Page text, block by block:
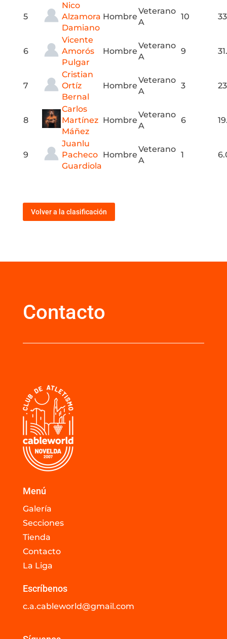
5
Nico
Alzamora
Damiano
Hombre
Veterano
A
10
6
Vicente
Amorós
Pulgar
Hombre
Veterano
A
9
7
Cristian
Ortíz
Bernal
Hombre
Veterano
A
3
8
Carlos
Martínez
Máñez
Hombre
Veterano
A
6
9
Juanlu
Pacheco
Guardiola
Hombre
Veterano
A
1
Volver a la clasificación
Contacto
Menú
Galería
Secciones
Tienda
Contacto
La Liga
Escríbenos
c.a.cableworld@gmail.com